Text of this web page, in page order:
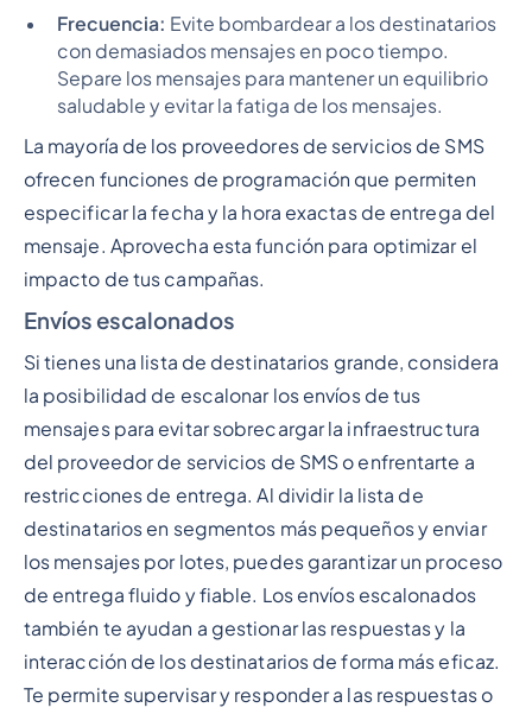
Frecuencia: Evite bombardear a los destinatarios
con demasiados mensajes en poco tiempo.
Separe los mensajes para mantener un equilibrio
saludable y evitar la fatiga de los mensajes.
La mayoría de los proveedores de servicios de SMS
ofrecen funciones de programación que permiten
especificar la fecha y la hora exactas de entrega del
mensaje. Aprovecha esta función para optimizar el
impacto de tus campañas.
Envíos escalonados
Si tienes una lista de destinatarios grande, considera
la posibilidad de escalonar los envíos de tus
mensajes para evitar sobrecargar la infraestructura
del proveedor de servicios de SMS o enfrentarte a
restricciones de entrega. Al dividir la lista de
destinatarios en segmentos más pequeños y enviar
los mensajes por lotes, puedes garantizar un proceso
de entrega fluido y fiable. Los envíos escalonados
también te ayudan a gestionar las respuestas y la
interacción de los destinatarios de forma más eficaz.
Te permite supervisar y responder a las respuestas o